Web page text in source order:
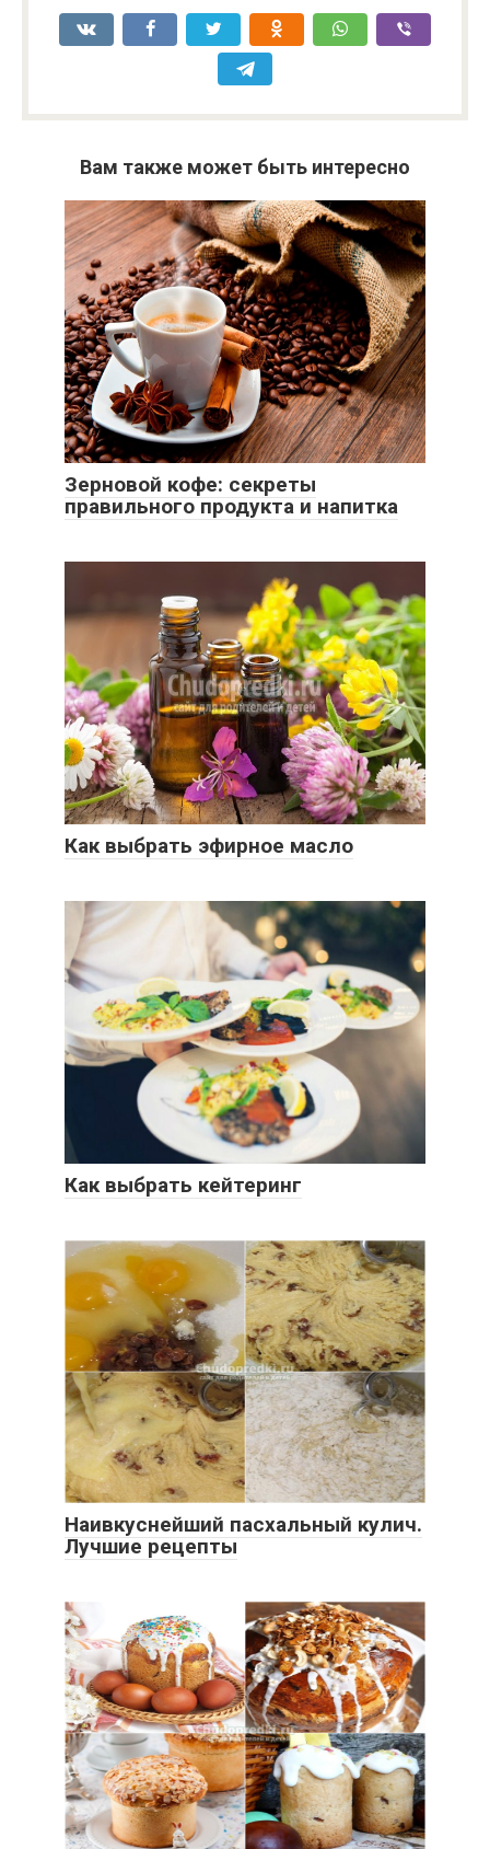
Вам также может быть интересно
Зерновой кофе: секреты
правильного продукта и напитка
Как выбрать эфирное масло
Как выбрать кейтеринг
Наивкуснейший пасхальный кулич.
Лучшие рецепты